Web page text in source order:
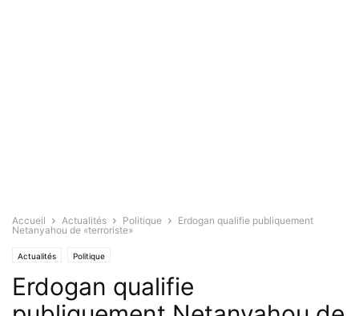
Accueil Actualités Politique
Erdogan qualifie publiquement
Netanyahou de «terroriste»
Actualités Politique
Erdogan qualifie